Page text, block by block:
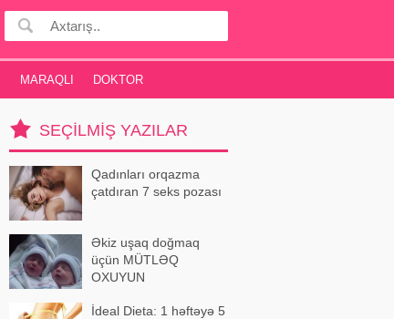
MARAQLI DOKTOR
SEÇILMIŞ YAZILAR
Qadınları orqazma
çatdıran 7 seks pozası
Əkiz uşaq doğmaq
üçün MÜTLƏQ
OXUYUN
İdeal Dieta: 1 həftəyə 5